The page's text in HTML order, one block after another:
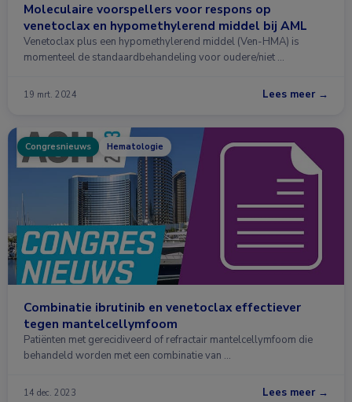
Moleculaire voorspellers voor respons op
venetoclax en hypomethylerend middel bij AML
Venetoclax plus een hypomethylerend middel (Ven-HMA) is
momenteel de standaardbehandeling voor oudere/niet …
19 mrt. 2024 Lees meer →
Congresnieuws Hematologie
Combinatie ibrutinib en venetoclax effectiever
tegen mantelcellymfoom
Patiënten met gerecidiveerd of refractair mantelcellymfoom die
behandeld worden met een combinatie van …
14 dec. 2023 Lees meer →